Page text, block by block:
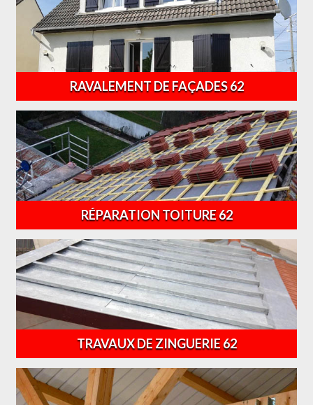
RAVALEMENT DE FAÇADES 62
RÉPARATION TOITURE 62
TRAVAUX DE ZINGUERIE 62